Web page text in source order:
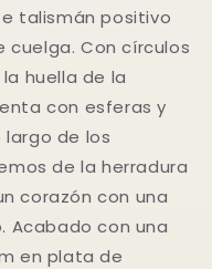
talismán positivo
cuelga. Con círculos
huella de la
con esferas y
de los
de la herradura
corazón con una
Acabado con una
en plata de